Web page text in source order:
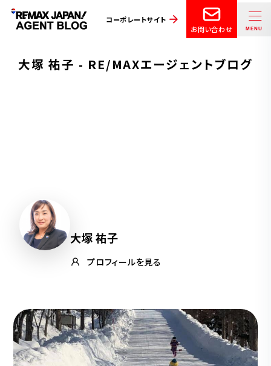
コーポレートサイト
お問い合わせ
大塚 祐子 - RE/MAXエージェントブログ
大塚 祐子
プロフィールを見る